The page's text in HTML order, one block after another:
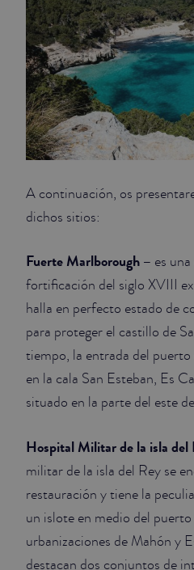
A continuación, os
dichos sitios:
Fuerte Marlborough – es
fortificación del siglo XVIII
halla en perfecto estado de
para proteger el castillo de
tiempo, la entrada del
en la cala San Esteban, Es
situado en la parte del este
Hospital Militar de la isla del
militar de la isla del Rey se
restauración y tiene la
un islote en medio del
urbanizaciones de Mahón y
destacan dos conjuntos de